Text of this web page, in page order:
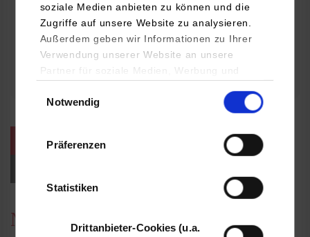
soziale Medien anbieten zu können und die
Zugriffe auf unsere Website zu analysieren.
Außerdem geben wir Informationen zu Ihrer
Verwendung unserer Website an unsere
Partner für soziale Medien, Werbung und
YouTube, Google Maps) führen diese
Daten zusammen, die Sie ihnen bereitgestellt
haben oder die sie im Rahmen Ihrer Nutzung
Notwendig
Präferenzen
Statistiken
Drittanbieter-Cookies (u.a.
Im Mittelpunkt stehen elektrische Antriebe, moderne
Batterietechnologien und innovative Fahrzeugkonzepte für
nachhaltige Mobilität in Stadt und…
weitere Veranstaltungen / Termine
News